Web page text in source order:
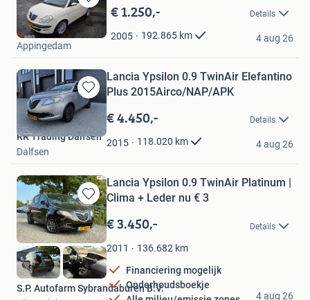
Bewaren
in
Mijn
€ 1.250,- Details
2005 192.865 km
H.A. Auto's
Appingedam
4 aug 26
Bewaren
in
Mijn
Favorieten
Lancia Ypsilon 0.9 TwinAir Elefantino
Plus 2015Airco/NAP/APK
€ 4.450,- Details
2015 118.020 km
RR Trading Dalfsen
Dalfsen
4 aug 26
Bewaren
in
Mijn
Favorieten
Lancia Ypsilon 0.9 TwinAir Platinum |
Clima + Leder nu € 3
€ 3.450,- Details
2011 136.682 km
Financiering mogelijk
Onderhoudsboekje
S.P. Autofarm Sybrandaburen B.V.
4 aug 26